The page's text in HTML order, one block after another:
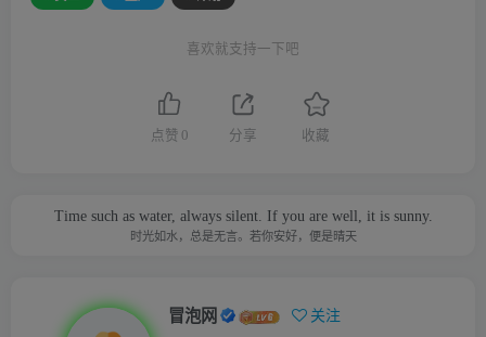
喜欢就支持一下吧
点赞 0 分享 收藏
Time such as water, always silent. If you are well, it is sunny.
时光如水，总是无言。若你安好，便是晴天
冒泡网 关注